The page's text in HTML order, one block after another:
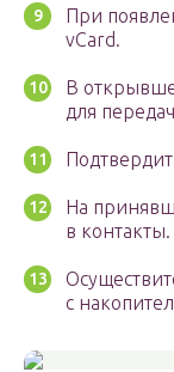
При
vCard.
В
для
На
в контакты.
с